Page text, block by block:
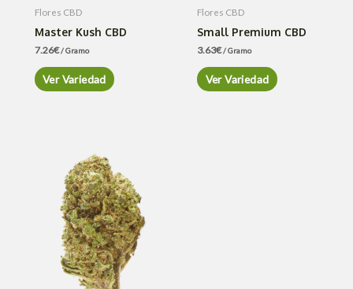
Flores CBD
Master Kush CBD
7.26€/ Gramo
Ver Variedad
Flores CBD
Small Premium CBD
3.63€/ Gramo
Ver Variedad